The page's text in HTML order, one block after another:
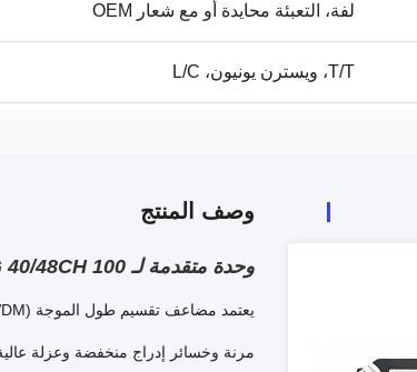
لفة، التعبئة محايدة أو مع شعار OEM
T/T، ويسترن يونيون، L/C
وصف المنتج
وحدة متقدمة لـ 100 GHz DWDM AAWG 40/48CH للشبكات البصرية